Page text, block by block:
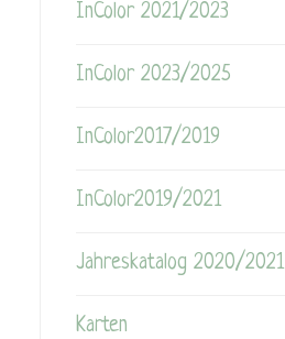
InColor 2021/2023
InColor 2023/2025
InColor2017/2019
InColor2019/2021
Jahreskatalog 2020/2021
Karten